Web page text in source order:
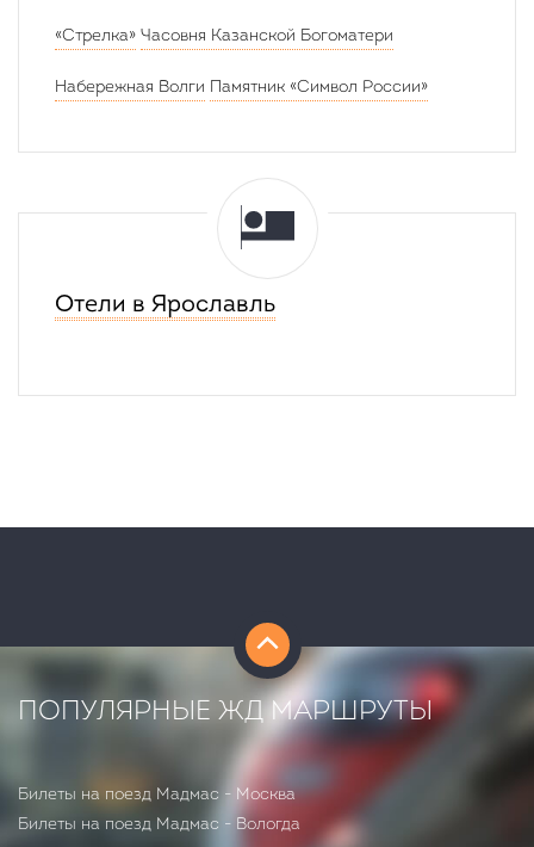
«Стрелка» Часовня Казанской Богоматери
Набережная Волги Памятник «Символ России»
Отели в Ярославль
ПОПУЛЯРНЫЕ ЖД МАРШРУТЫ
Билеты на поезд Мадмас - Москва
Билеты на поезд Мадмас - Вологда